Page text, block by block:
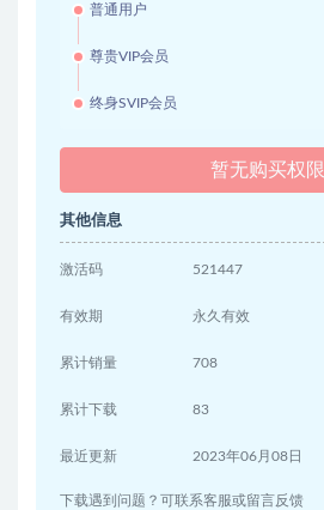
普通用户
尊贵VIP会员
终身SVIP会员
暂无购买权限
其他信息
激活码 521447
有效期 永久有效
累计销量 708
累计下载 83
最近更新 2023年06月08日
下载遇到问题？可联系客服或留言反馈